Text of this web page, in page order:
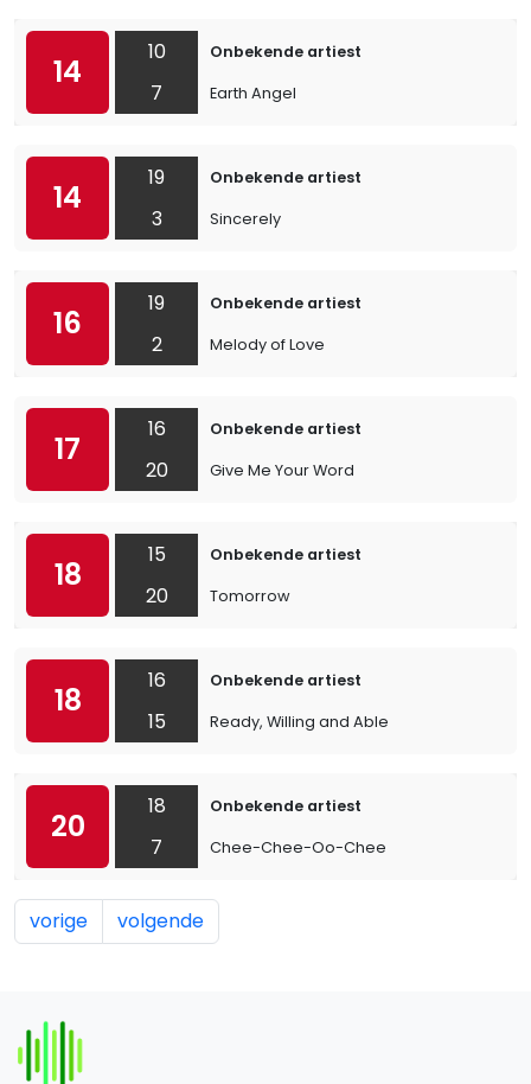
14
10
7
Onbekende artiest
Earth Angel
14
19
3
Onbekende artiest
Sincerely
16
19
2
Onbekende artiest
Melody of Love
17
16
20
Onbekende artiest
Give Me Your Word
18
15
20
Onbekende artiest
Tomorrow
18
16
15
Onbekende artiest
Ready, Willing and Able
20
18
7
Onbekende artiest
Chee-Chee-Oo-Chee
vorige volgende